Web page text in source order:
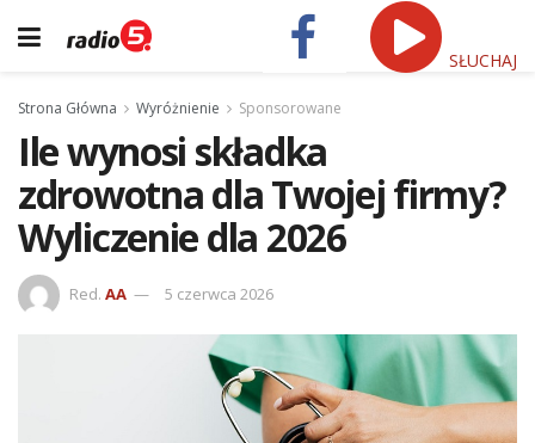
SŁUCHAJ
Strona Główna Wyróżnienie Sponsorowane
Ile wynosi składka
zdrowotna dla Twojej firmy?
Wyliczenie dla 2026
Red. AA 5 czerwca 2026